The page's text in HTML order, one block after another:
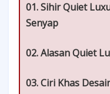
01. Sihir Quiet
Senyap
02. Alasan Quiet
03. Ciri Khas